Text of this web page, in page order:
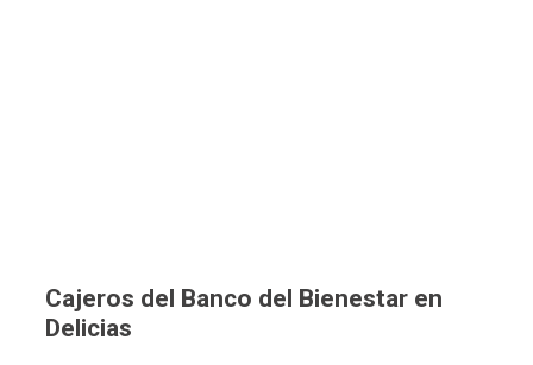
Cajeros del Banco del Bienestar en
Delicias